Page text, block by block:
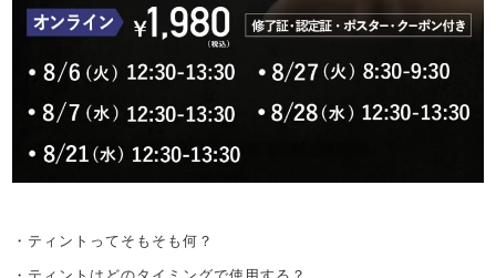
・ティントってそもそも何？